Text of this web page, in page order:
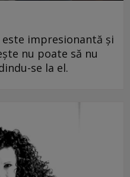
impresionantă și
nu poate să nu
se la el.